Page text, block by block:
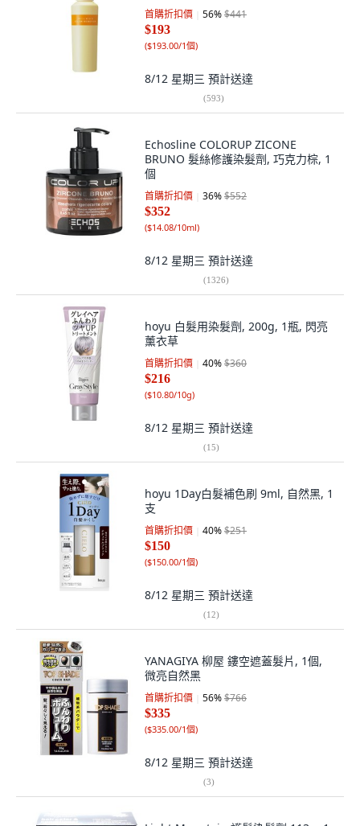
首購折扣價 56%$441
$193
($193.00/1個)
8/12 星期三 預計送達
(593)
Echosline COLORUP ZICONE
BRUNO 髮絲修護染髮劑, 巧克力棕, 1
個
首購折扣價 36%$552
$352
($14.08/10ml)
8/12 星期三 預計送達
(1326)
hoyu 白髮用染髮劑, 200g, 1瓶, 閃亮
薰衣草
首購折扣價 40%$360
$216
($10.80/10g)
8/12 星期三 預計送達
(15)
hoyu 1Day白髮補色刷 9ml, 自然黑, 1
支
首購折扣價 40%$251
$150
($150.00/1個)
8/12 星期三 預計送達
(12)
YANAGIYA 柳屋 鏤空遮蓋髮片, 1個,
微亮自然黑
首購折扣價 56%$766
$335
($335.00/1個)
8/12 星期三 預計送達
(3)